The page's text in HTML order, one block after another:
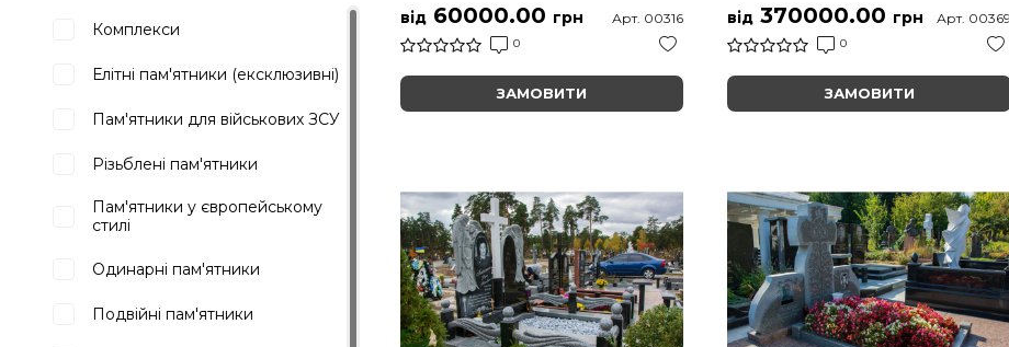
Комплекси
Елітні пам'ятники (ексклюзивні)
Пам'ятники для військових ЗСУ
Різьблені пам'ятники
Пам'ятники у європейському
стилі
Одинарні пам'ятники
Подвійні пам'ятники
від60000.00 грн
0
Арт. 00316
ЗАМОВИТИ
від 370000.00 грн
0
Арт. 00369
ЗАМОВИТИ